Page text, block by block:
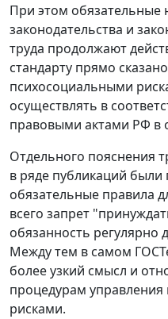
При этом обязательные
законодательства и
труда продолжают
стандарту прямо
психосоциальными
осуществлять в
правовыми актами РФ в
Отдельного пояснения
в ряде публикаций
обязательные правила
всего запрет
обязанность регулярно
Между тем в самом
более узкий смысл и
процедурам
рисками.